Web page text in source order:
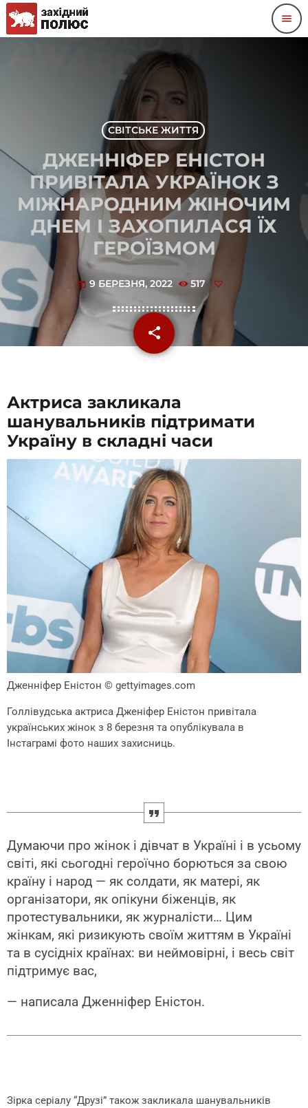
menu
СВІТСЬКЕ ЖИТТЯ
ДЖЕННІФЕР ЕНІСТОН
ПРИВІТАЛА УКРАЇНОК З
МІЖНАРОДНИМ ЖІНОЧИМ
ДНЕМ І ЗАХОПИЛАСЯ ЇХ
ГЕРОЇЗМОМ
today 9 БЕРЕЗНЯ, 2022 517
share
email
Актриса закликала
шанувальників підтримати
Україну в складні часи
Дженніфер Еністон © gettyimages.com
Голлівудська актриса Дженіфер Еністон привітала
українських жінок з 8 березня та опублікувала в
Інстаграмі фото наших захисниць.
Думаючи про жінок і дівчат в Україні і в усьому
світі, які сьогодні героїчно борються за свою
країну і народ — як солдати, як матері, як
організатори, як опікуни біженців, як
протестувальники, як журналісти… Цим
жінкам, які ризикують своїм життям в Україні
та в сусідніх країнах: ви неймовірні, і весь світ
підтримує вас,
— написала Дженніфер Еністон.
Зірка серіалу “Друзі” також закликала шанувальників